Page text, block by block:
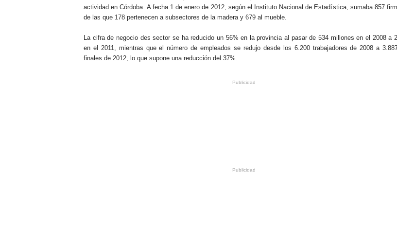
actividad en Córdoba. A fecha 1 de enero de 2012, según el Instituto Nacional de Estadística, sumaba 857
de las que 178 pertenecen a subsectores de la madera y 679 al mueble.
La cifra de negocio des sector se ha reducido un 56% en la provincia al pasar de 534 millones en el 2008 a
en el 2011, mientras que el número de empleados se redujo desde los 6.200 trabajadores de 2008 a
finales de 2012, lo que supone una reducción del 37%.